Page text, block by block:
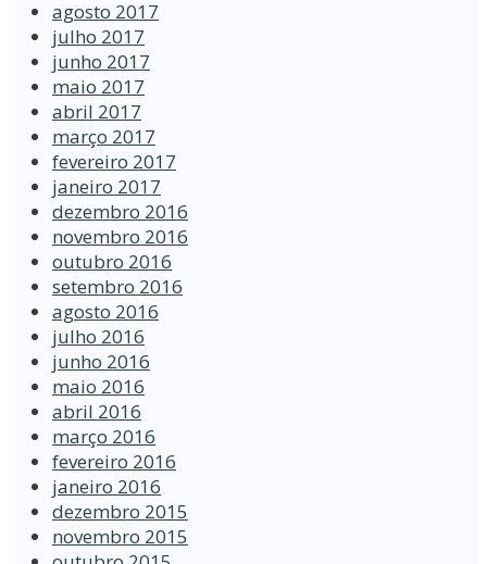
agosto 2017
julho 2017
junho 2017
maio 2017
abril 2017
março 2017
fevereiro 2017
janeiro 2017
dezembro 2016
novembro 2016
outubro 2016
setembro 2016
agosto 2016
julho 2016
junho 2016
maio 2016
abril 2016
março 2016
fevereiro 2016
janeiro 2016
dezembro 2015
novembro 2015